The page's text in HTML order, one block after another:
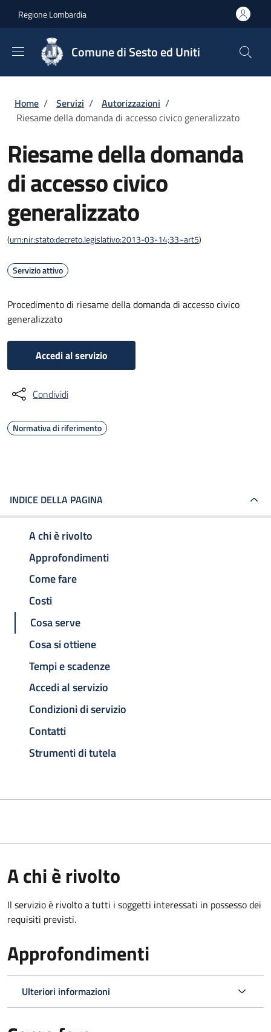
Regione Lombardia
Comune di Sesto ed Uniti
Briciole di pane
Home / Servizi / Autorizzazioni /
Riesame della domanda di accesso civico generalizzato
Riesame della domanda
di accesso civico
generalizzato
(urn:nir:stato:decreto.legislativo:2013-03-14;33~art5)
Servizio attivo
Procedimento di riesame della domanda di accesso civico
generalizzato
Accedi al servizio
Condividi
Normativa di riferimento
INDICE DELLA PAGINA
A chi è rivolto
Approfondimenti
Come fare
Costi
Cosa serve
Cosa si ottiene
Tempi e scadenze
Accedi al servizio
Condizioni di servizio
Contatti
Strumenti di tutela
A chi è rivolto
Il servizio è rivolto a tutti i soggetti interessati in possesso dei
requisiti previsti.
Approfondimenti
Ulteriori informazioni